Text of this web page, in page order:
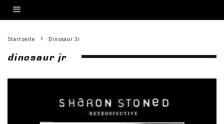
Startseite Dinosaur Jr
dinosaur jr